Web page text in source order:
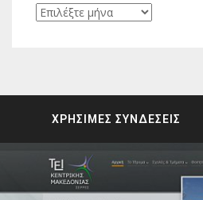
Ιστορικό
ΧΡΗΣΙΜΕΣ ΣΥΝΔΕΣΕΙΣ